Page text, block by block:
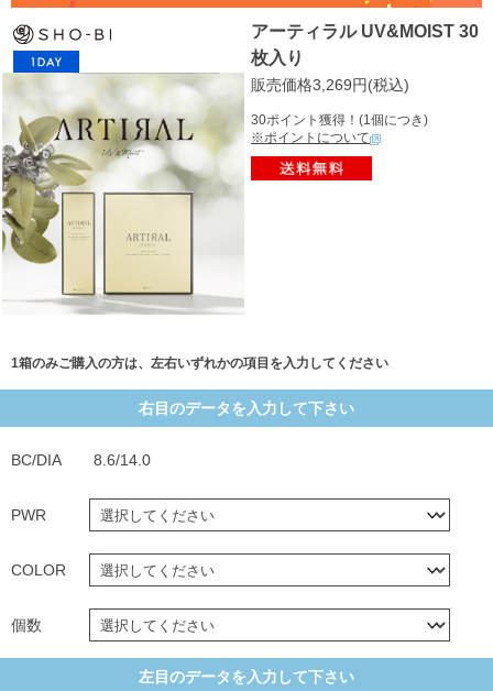
アーティラル UV&MOIST 30
枚入り
販売価格3,269円(税込)
30ポイント獲得！(1個につき)
※ポイントについて
1箱のみご購入の方は、左右いずれかの項目を入力してください
右目のデータを入力して下さい
BC/DIA 8.6/14.0
PWR
COLOR
個数
左目のデータを入力して下さい